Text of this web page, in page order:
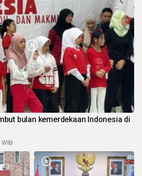
bulan kemerdekaan Indonesia di